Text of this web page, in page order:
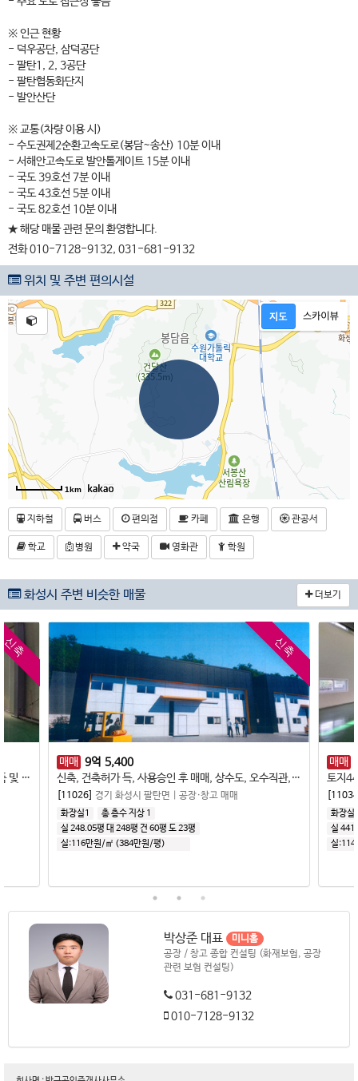
※ 인근 현황
- 덕우공단, 삼덕공단
- 팔탄1, 2, 3공단
- 팔탄협동화단지
- 발안산단
※ 교통(차량 이용 시)
- 수도권제2순환고속도로(봉담~송산) 10분 이내
- 서해안고속도로 발안톨게이트 15분 이내
- 국도 39호선 7분 이내
- 국도 43호선 5분 이내
- 국도 82호선 10분 이내
★ 해당 매물 관련 문의 환영합니다.
전화 010-7128-9132, 031-681-9132
위치 및 주변 편의시설
1km
지하철 버스 편의점 카페 은행 관공서
학교 병원 약국 영화관 학원
더보기
화성시 주변 비슷한 매물
신축
토지217평 건물60평, 신축, 상수도, 오수직관, 식품 및 세탁업종 추천
신축
매매 9억 5,400
신축, 건축허가 득, 사용승인 후 매매, 상수도, 오수직관, 식품공장, 10M 도로
[11026] 경기 화성시 팔탄면 공장·창고 매매
화장실1
총 층수 지상 1
실 248.05평 대 248평 건 60평 도 23평
실:116만원/㎡ (384만원/평)
매매
화장실
실
실
박상준 대표 미니홈
공장 / 창고 종합 컨설팅 (화재보험, 공장
관련 보험 컨설팅)
031-681-9132
010-7128-9132